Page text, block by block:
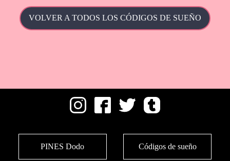
VOLVER A TODOS LOS CÓDIGOS DE SUEÑO
PINES Dodo Códigos de sueño